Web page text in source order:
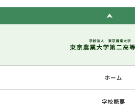
ホーム
学校概要